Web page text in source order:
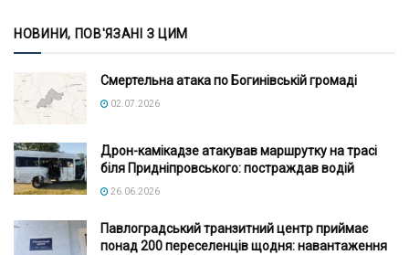
НОВИНИ, ПОВ'ЯЗАНІ З ЦИМ
Смертельна атака по Богинівській громаді
02.07.2026
Дрон-камікадзе атакував маршрутку на трасі
біля Придніпровського: постраждав водій
26.06.2026
Павлоградський транзитний центр приймає
понад 200 переселенців щодня: навантаження